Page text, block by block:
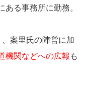
ある事務所に勤務。
案里氏の陣営に加
機関などへの広報 も